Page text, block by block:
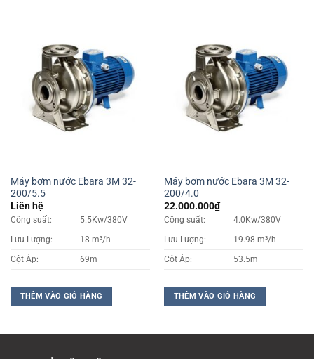
Máy bơm nước Ebara 3M 32-
200/5.5
Liên hệ
Công suất:
5.5Kw/380V
Lưu Lượng:
18 m³/h
Cột Áp:
69m
THÊM VÀO GIỎ HÀNG
Máy bơm nước Ebara 3M 32-
200/4.0
22.000.000₫
Công suất:
4.0Kw/380V
Lưu Lượng:
19.98 m³/h
Cột Áp:
53.5m
THÊM VÀO GIỎ HÀNG